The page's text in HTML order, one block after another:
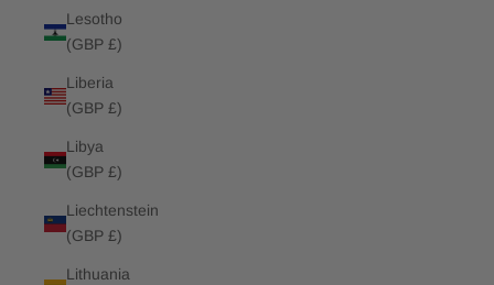
Lesotho
(GBP £)
Liberia
(GBP £)
Libya
(GBP £)
Liechtenstein
(GBP £)
Lithuania